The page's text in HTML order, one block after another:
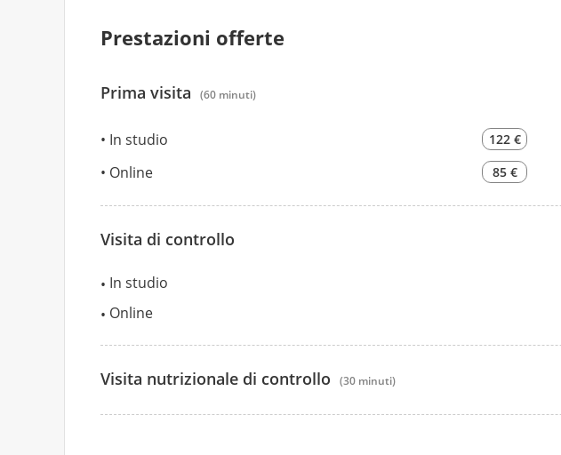
Prestazioni offerte
Prima visita (60 minuti)
In studio 122 €
Online 85 €
Visita di controllo
In studio
Online
Visita nutrizionale di controllo (30 minuti)